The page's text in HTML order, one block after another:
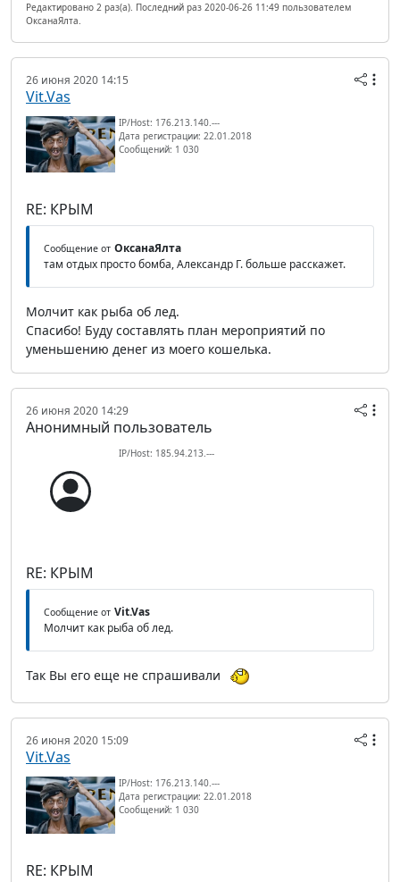
Редактировано 2 раз(а). Последний раз 2020-06-26 11:49 пользователем
ОксанаЯлта.
26 июня 2020 14:15
Vit.Vas
IP/Host: 176.213.140.---
Дата регистрации: 22.01.2018
Сообщений: 1 030
RE: КРЫМ
Сообщение от ОксанаЯлта
там отдых просто бомба, Александр Г. больше расскажет.
Молчит как рыба об лед.
Спасибо! Буду составлять план мероприятий по
уменьшению денег из моего кошелька.
26 июня 2020 14:29
Анонимный пользователь
IP/Host: 185.94.213.---
RE: КРЫМ
Сообщение от Vit.Vas
Молчит как рыба об лед.
Так Вы его еще не спрашивали
26 июня 2020 15:09
Vit.Vas
IP/Host: 176.213.140.---
Дата регистрации: 22.01.2018
Сообщений: 1 030
RE: КРЫМ